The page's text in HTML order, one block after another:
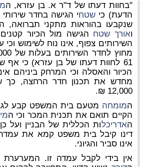
"בחוות דעתו של ד"ר א. בן עזרא, ה
הדעת) כי שטחי הגישה בחדר
שנקבעו בהוראות מתקני תברואה, התש"ל-
ואורך שטח הגישה מול הכיור
השירותים צפוף, אינו נוח לשימוש
מחוץ לחדר השירותים בעלות של 4,000 ₪. לגבי
61 לחוות דעתו של בן עזרא) כי אף שם לא מתקיימים
הכיור והאסלה וכי המרחק ביניהם
מחדש את תכנון חדר הרחצה, כך
12,000 ₪.
המומחה מטעם בית המשפט קבע
הקיים תואם את תכנית המכר וכי ה
האדריכלות הכללית של הבניין ועל
דינו קיבל בית משפט קמא את
אינו סביר והגיוני.
אין בידי לקבל עמדה זו.